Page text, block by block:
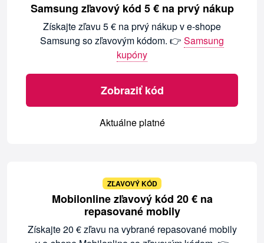
Samsung zľavový kód 5 € na prvý nákup
Získajte zľavu 5 € na prvý nákup v e-shope
Samsung so zľavovým kódom. 👉 Samsung
kupóny
Zobraziť kód
Aktuálne platné
ZĽAVOVÝ KÓD
Mobilonline zľavový kód 20 € na
repasované mobily
Získajte 20 € zľavu na vybrané repasované mobily